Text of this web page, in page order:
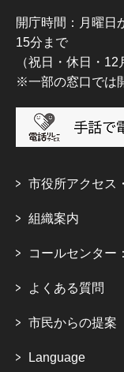
開庁時間：月曜日
15分まで
（祝日・休日・
※一部の窓口では
市役所アクセス
組織案内
コールセンター
よくある質問
市民からの提案
Language